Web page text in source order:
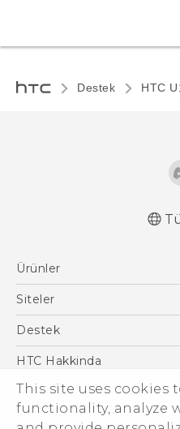
This site uses cookies
functionality, analyze
Destek HTC
Ürünler
Akıllı Telefonlar
VIVE
Siteler
HTC Dev
Destek
Destek Merkezi
HTC Hakkinda
ESG
Yatırımcı (İNGİLİZCE)